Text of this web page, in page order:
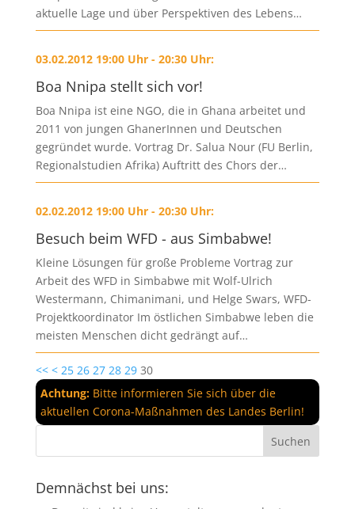
aktuelle Lage und über Perspektiven des Lebens…
03.02.2012 19:00 Uhr - 20:30 Uhr:
Boa Nnipa stellt sich vor!
Boa Nnipa ist eine NGO, die in Ghana arbeitet und
2011 von jungen GhanerInnen und Deutschen
gegründet wurde. Vortrag Dr. Salua Nour (FU Berlin,
Regionalstudien Afrika) Auftritt des Chors der…
02.02.2012 19:00 Uhr - 20:30 Uhr:
Besuch beim WFD - aus Simbabwe!
Kleine Lösungen für große Probleme Vortrag zur
Arbeit des WFD in Simbabwe mit Wolf-Ulrich
Westermann, Chimanimani, und Helge Swars, WFD-
Projektkoordinator Im östlichen Simbabwe leben die
meisten Menschen dicht gedrängt auf…
<< < 25 26 27 28 29 30
Achtung:Bitte informieren Sie sich über die
aktuellen Corona-Maßnahmen des Landes Berlin!
Demnächst bei uns: